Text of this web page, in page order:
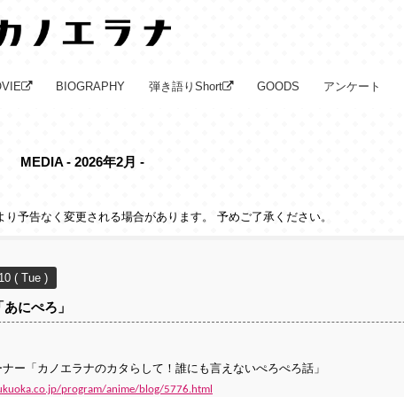
BIOGRAPHY 弾き語りShort GOODS アンケート
MEDIA - 2026年2月 -
予告なく変更される場合があります。 予めご了承ください。
( Tue )
にぺろ」
ナー「カノエラナのカタらして！誰にも言えないぺろぺろ話」
program/anime/blog/5776.html